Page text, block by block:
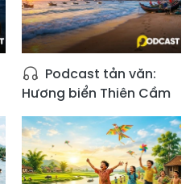
Podcast tản văn:
Hương biển Thiên Cầm